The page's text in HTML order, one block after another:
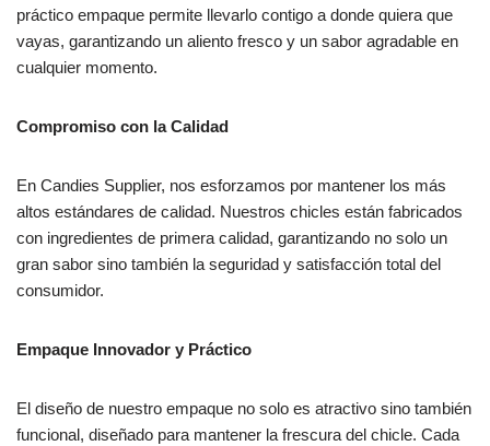
práctico empaque permite llevarlo contigo a donde quiera que
vayas, garantizando un aliento fresco y un sabor agradable en
cualquier momento.
Compromiso con la Calidad
En Candies Supplier, nos esforzamos por mantener los más
altos estándares de calidad. Nuestros chicles están fabricados
con ingredientes de primera calidad, garantizando no solo un
gran sabor sino también la seguridad y satisfacción total del
consumidor.
Empaque Innovador y Práctico
El diseño de nuestro empaque no solo es atractivo sino también
funcional, diseñado para mantener la frescura del chicle. Cada